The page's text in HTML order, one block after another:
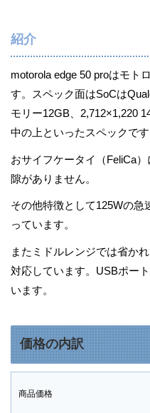
紹介
motorola edge 50 proはモト
す。スペック面はSoCは
モリー12GB、2,712×1,220
中の上といったスペックです
おサイフケータイ（FeliCa
隙がありません。
その他特徴として125Wの急
っています。
またミドルレンジでは省か
対応しています。USBポー
います。
価格の内訳
商品価格